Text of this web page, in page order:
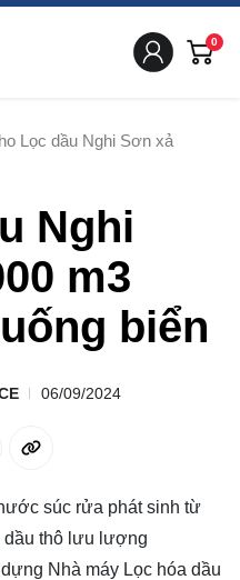
0
Lọc dầu Nghi Sơn xả
Nghi
m3
biển
06/09/2024
súc rửa phát sinh từ
dầu thô lưu lượng
Nhà máy Lọc hóa dầu